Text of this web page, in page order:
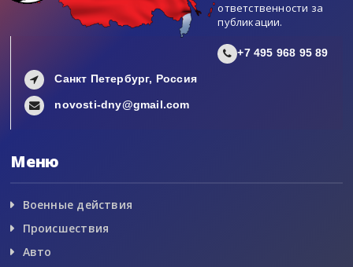
ответственности за
публикации.
+7 495 968 95 89
Санкт Петербург, Россия
novosti-dny@gmail.com
Меню
Военные действия
Происшествия
Авто